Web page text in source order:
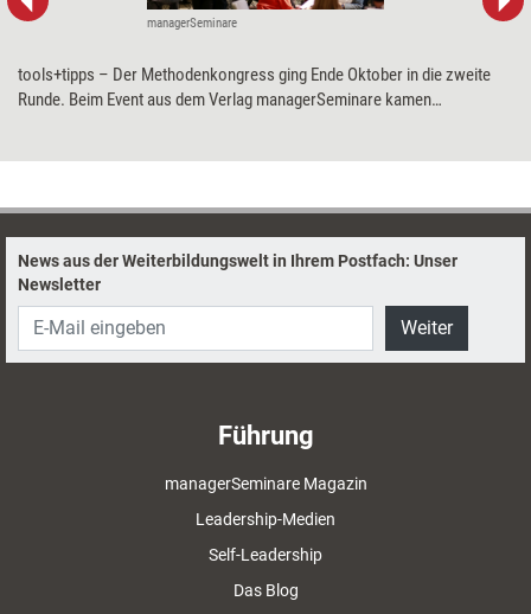
managerSeminare
tools+tipps – Der Methodenkongress ging Ende Oktober in die zweite
Runde. Beim Event aus dem Verlag managerSeminare kamen
News aus der Weiterbildungswelt in Ihrem Postfach: Unser
Newsletter
Weiter
Führung
managerSeminare Magazin
Leadership-Medien
Self-Leadership
Das Blog